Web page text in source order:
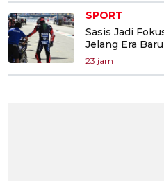
SPORT
Sasis Jadi
Jelang Era
23 jam